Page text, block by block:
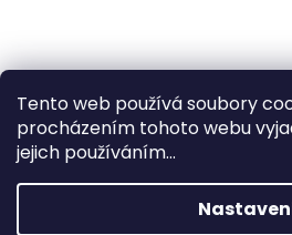
Tento web používá soubory
procházením tohoto webu
jejich používáním...
Hledáte nejvýhodnější cenu?
pomocíregistrace